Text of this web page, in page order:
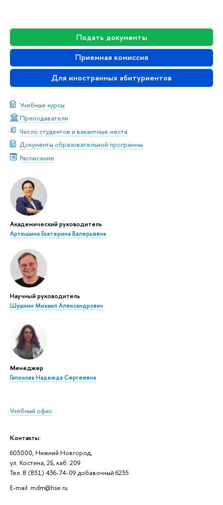
Подать документы
Приемная комиссия
Для иностранных абитуриентов
Учебные курсы
Преподаватели
Число студентов и вакантные места
Документы образовательной программы
Расписание
Академический руководитель
Артюшина Екатерина Валерьевна
Научный руководитель
Шушкин Михаил Александрович
Менеджер
Гапонова Надежда Сергеевна
Учебный офис
Контакты:
603000, Нижний Новгород,
ул. Костина, 2Б, каб. 209
Тел. 8 (831) 436-74-09 добавочный 6235
E-mail: mdm@hse.ru